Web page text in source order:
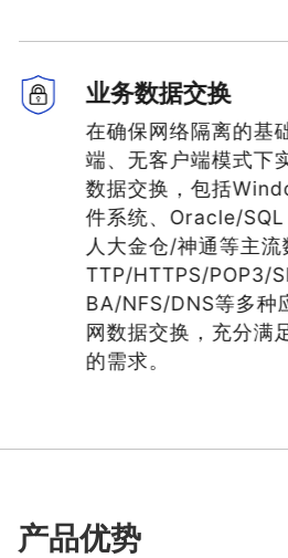
业务数据交换
在确保网络隔离的基
端、无客户端模式下
数据交换，包括
件系统、Oracle/
人大金仓/神通等主
TTP/HTTPS/POP3/
BA/NFS/DNS等多种
网数据交换，充分满
的需求。
产品优势